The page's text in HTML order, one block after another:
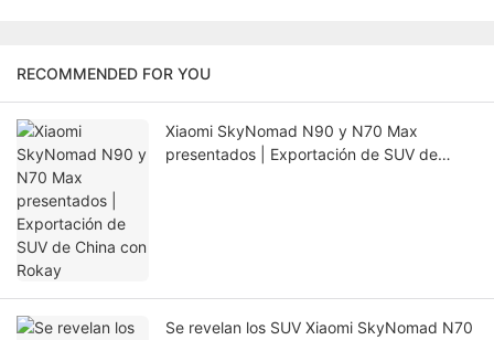
RECOMMENDED FOR YOU
Xiaomi SkyNomad N90 y N70 Max
presentados | Exportación de SUV de
Se revelan los SUV Xiaomi SkyNomad N70